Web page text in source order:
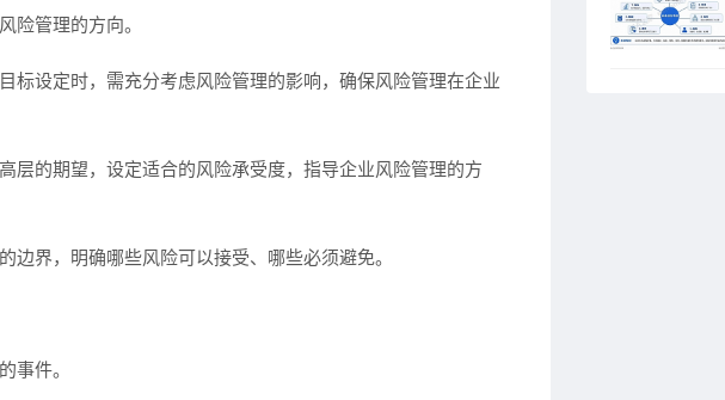
险管理的方向。
标设定时，需充分考虑风险管理的影响，确保风险管理在企业
层的期望，设定适合的风险承受度，指导企业风险管理的方
边界，明确哪些风险可以接受、哪些必须避免。
事件。